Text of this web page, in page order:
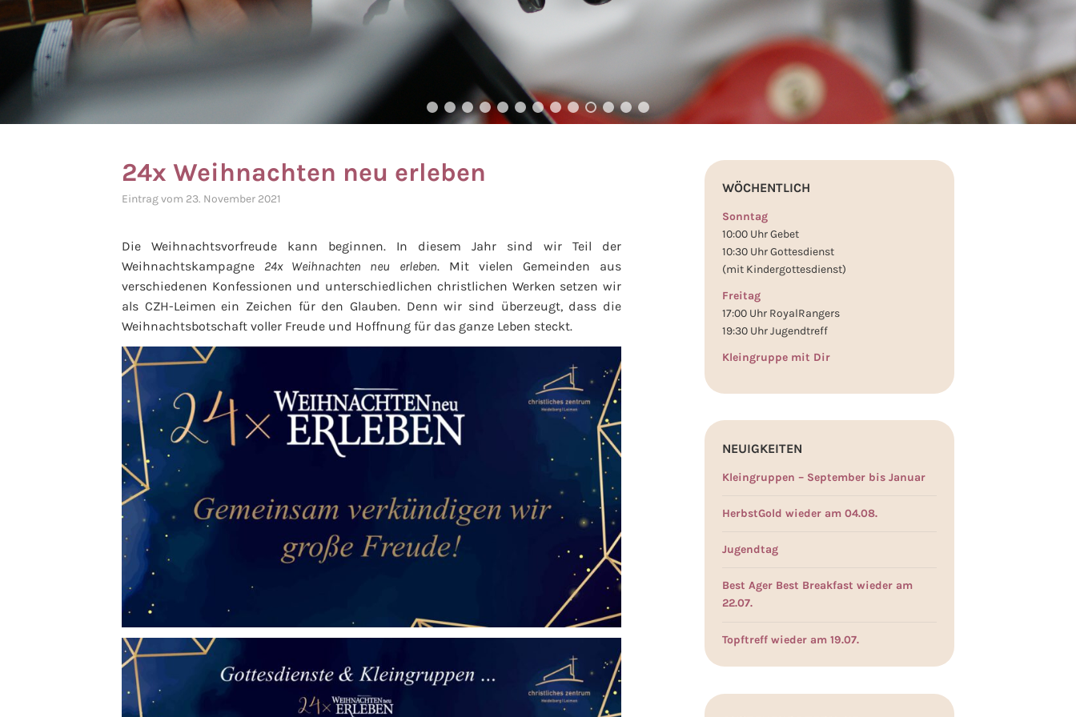
24x Weihnachten neu erleben
Eintrag vom 23. November 2021
Die Weihnachtsvorfreude kann beginnen. In diesem Jahr sind wir Teil der
Weihnachtskampagne 24x Weihnachten neu erleben. Mit vielen Gemeinden aus
verschiedenen Konfessionen und unterschiedlichen christlichen Werken setzen wir
als CZH-Leimen ein Zeichen für den Glauben. Denn wir sind überzeugt, dass die
Weihnachtsbotschaft voller Freude und Hoffnung für das ganze Leben steckt.
WÖCHENTLICH
Sonntag
10:00 Uhr Gebet
10:30 Uhr Gottesdienst
(mit Kindergottesdienst)
Freitag
17:00 Uhr RoyalRangers
19:30 Uhr Jugendtreff
Kleingruppe mit Dir
NEUIGKEITEN
Kleingruppen – September bis Januar
HerbstGold wieder am 04.08.
Jugendtag
Best Ager Best Breakfast wieder am
22.07.
Topftreff wieder am 19.07.